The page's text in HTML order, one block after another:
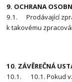
9. OCHRANA
9.1. Prodávající
k takovému
10. ZÁVĚREČNÁ
10.1. 10.1. Pokud